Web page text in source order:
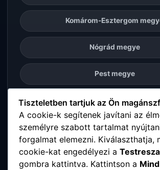
Komárom-Esztergom
Nógrád megye
Pest megye
Somogy megye
Szabolcs-Szatmár-Bereg
Tolna megye
Tiszteletben tartjuk az Ön
A cookie-k segítenek javítani az
személyre szabott tartalmat
forgalmat elemezni. Kiválaszthatja,
cookie-kat engedélyezi a
gombra kattintva. Kattintson a Mind